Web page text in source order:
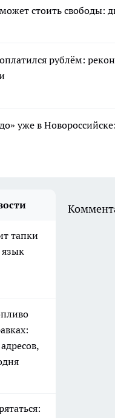
стоить свободы:
рублём:
уже в
тапки